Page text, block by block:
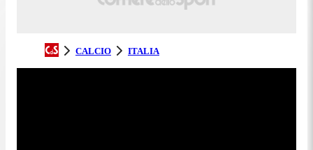
CALCIO ITALIA